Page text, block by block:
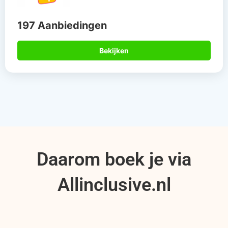
197 Aanbiedingen
Bekijken
Daarom boek je via
Allinclusive.nl